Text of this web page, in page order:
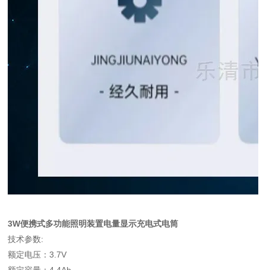
3W便携式多功能照明装置电量显示充电式电筒
技术参数:
额定电压：3.7V